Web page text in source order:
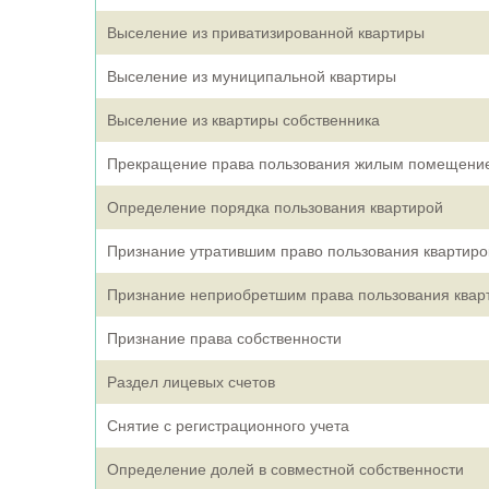
Выселение из приватизированной квартиры
Выселение из муниципальной квартиры
Выселение из квартиры собственника
Прекращение права пользования жилым
Определение порядка пользования квартирой
Признание утратившим право пользования
Признание неприобретшим права пользования
Признание права собственности
Раздел лицевых счетов
Снятие с регистрационного учета
Определение долей в совместной собственности